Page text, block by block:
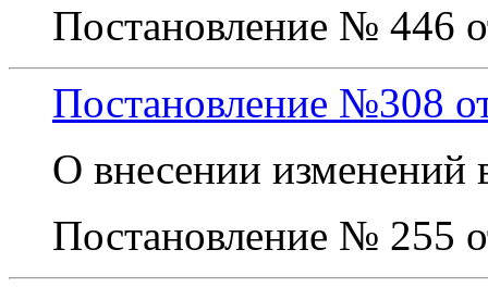
Постановление № 446
Постановление №308
О внесении изменений
Постановление № 255